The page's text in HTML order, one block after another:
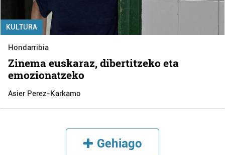
KULTURA
Hondarribia
Zinema euskaraz, dibertitzeko eta
emozionatzeko
Asier Perez-Karkamo
Gehiago